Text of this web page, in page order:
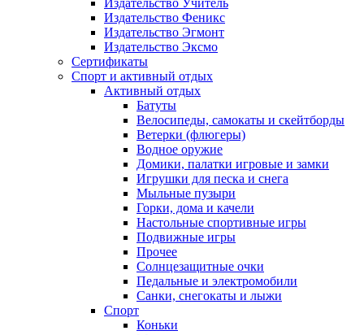
Издательство Учитель
Издательство Феникс
Издательство Эгмонт
Издательство Эксмо
Сертификаты
Спорт и активный отдых
Активный отдых
Батуты
Велосипеды, самокаты и скейтборды
Ветерки (флюгеры)
Водное оружие
Домики, палатки игровые и замки
Игрушки для песка и снега
Мыльные пузыри
Горки, дома и качели
Настольные спортивные игры
Подвижные игры
Прочее
Солнцезащитные очки
Педальные и электромобили
Санки, снегокаты и лыжи
Спорт
Коньки